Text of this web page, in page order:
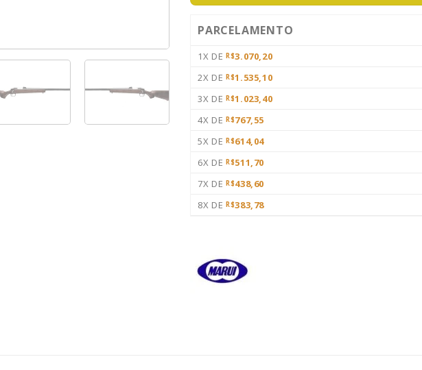
PARCELAMENTO
1X DE R$3.070,20
2X DE R$1.535,10
3X DE R$1.023,40
4X DE R$767,55
5X DE R$614,04
6X DE R$511,70
7X DE R$438,60
8X DE R$383,78